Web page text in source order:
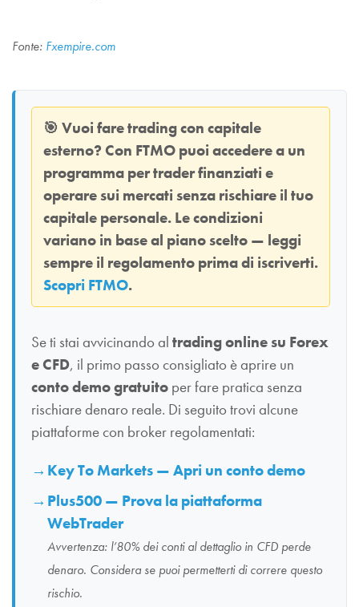
Fonte: Fxempire.com
🎯 Vuoi fare trading con capitale
esterno? Con FTMO puoi accedere a un
programma per trader finanziati e
operare sui mercati senza rischiare il tuo
capitale personale. Le condizioni
variano in base al piano scelto — leggi
sempre il regolamento prima di iscriverti.
Scopri FTMO.
Se ti stai avvicinando al trading online su Forex
e CFD, il primo passo consigliato è aprire un
conto demo gratuito per fare pratica senza
rischiare denaro reale. Di seguito trovi alcune
piattaforme con broker regolamentati:
Key To Markets — Apri un conto demo
Plus500 — Prova la piattaforma
WebTrader
Avvertenza: l’80% dei conti al dettaglio in CFD perde
denaro. Considera se puoi permetterti di correre questo
rischio.